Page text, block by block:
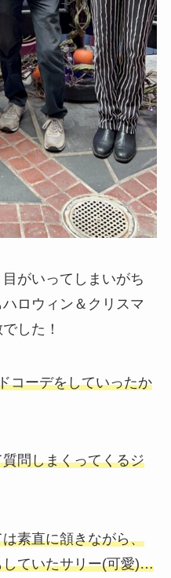
がいってしまいがち
ロウィン＆クリスマ
した！
コーデをしていったか
問しまくってくるジ
素直に頷きながら、
していたサリー(可愛)…